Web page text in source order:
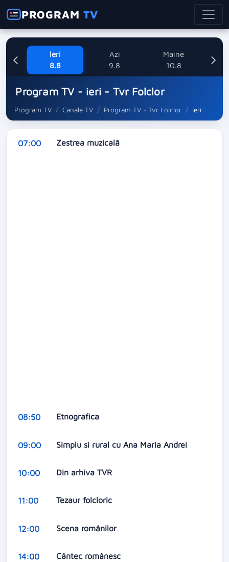
PROGRAMTV
Ieri
8.8
Azi
9.8
Maine
10.8
Program TV - ieri - Tvr Folclor
Program TV Canale TV Program TV - Tvr Folclor ieri
07:00 Zestrea muzicală
08:50 Etnografica
09:00 Simplu si rural cu Ana Maria Andrei
10:00 Din arhiva TVR
11:00 Tezaur folcloric
12:00 Scena românilor
14:00 Cântec românesc